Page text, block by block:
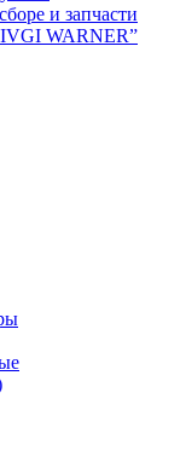
и запчасти
WARNER”